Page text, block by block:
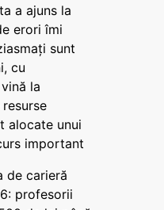
a ajuns la
erori îmi
sunt
cu
la
alocate unui
important
de carieră
profesorii